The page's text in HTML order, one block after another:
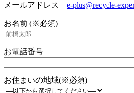
メールアドレス e-plus@recycle-
お名前 (※必須)
お電話番号
お住まいの地域(※必須)